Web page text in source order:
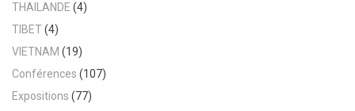
THAILANDE (4)
TIBET(4)
VIETNAM (19)
Conférences (107)
Expositions (77)